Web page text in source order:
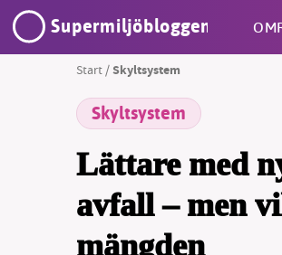
Supermiljöbloggen
Start /Skyltsystem
Skyltsystem
Lättare med
avfall – men
mängden